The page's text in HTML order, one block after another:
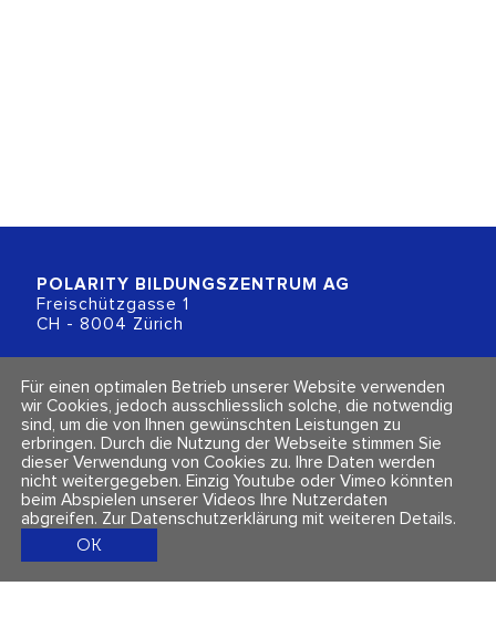
POLARITY BILDUNGSZENTRUM AG
Freischützgasse 1
CH - 8004 Zürich
+41 (0)44 218 80 80
info@polarity.ch
Kontakt & Info
Newsletter
Impressum & Datenschutz
AGBs
Folge uns
Für einen optimalen Betrieb unserer Website verwenden
wir Cookies, jedoch ausschliesslich solche, die notwendig
sind, um die von Ihnen gewünschten Leistungen zu
erbringen. Durch die Nutzung der Webseite stimmen Sie
dieser Verwendung von Cookies zu. Ihre Daten werden
nicht weitergegeben. Einzig Youtube oder Vimeo könnten
beim Abspielen unserer Videos Ihre Nutzerdaten
abgreifen. Zur Datenschutzerklärung mit weiteren Details.
OK